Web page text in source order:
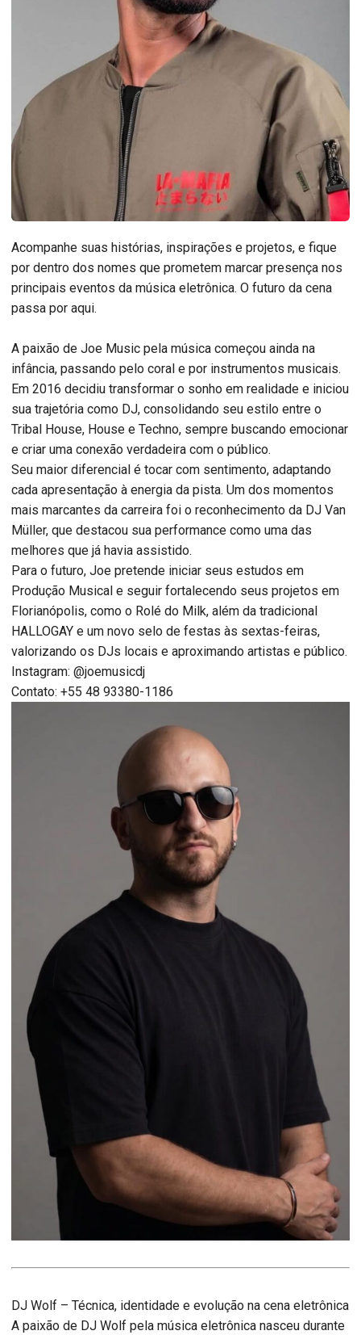
Acompanhe suas histórias, inspirações e projetos, e fique
por dentro dos nomes que prometem marcar presença nos
principais eventos da música eletrônica. O futuro da cena
passa por aqui.
A paixão de Joe Music pela música começou ainda na
infância, passando pelo coral e por instrumentos musicais.
Em 2016 decidiu transformar o sonho em realidade e iniciou
sua trajetória como DJ, consolidando seu estilo entre o
Tribal House, House e Techno, sempre buscando emocionar
e criar uma conexão verdadeira com o público.
Seu maior diferencial é tocar com sentimento, adaptando
cada apresentação à energia da pista. Um dos momentos
mais marcantes da carreira foi o reconhecimento da DJ Van
Müller, que destacou sua performance como uma das
melhores que já havia assistido.
Para o futuro, Joe pretende iniciar seus estudos em
Produção Musical e seguir fortalecendo seus projetos em
Florianópolis, como o Rolé do Milk, além da tradicional
HALLOGAY e um novo selo de festas às sextas-feiras,
valorizando os DJs locais e aproximando artistas e público.
Instagram: @joemusicdj
Contato: +55 48 93380-1186
DJ Wolf – Técnica, identidade e evolução na cena eletrônica
A paixão de DJ Wolf pela música eletrônica nasceu durante